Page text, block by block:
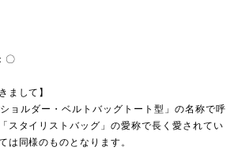
〇
まして】
ョルダー・ベルトバッグトート型」の名称で呼
スタイリストバッグ」の愛称で長く愛されてい
は同様のものとなります。